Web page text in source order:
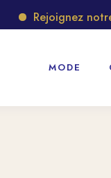
Rejoignez notre
MODE